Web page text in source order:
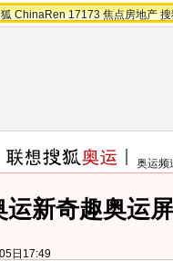
ChinaRen 17173 焦点房地产 搜
奥运频
运新奇趣奥运
日17:49